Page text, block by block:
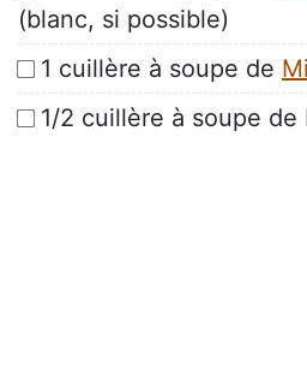
(blanc, si possible)
1 cuillère à soupe de
1/2 cuillère à soupe de